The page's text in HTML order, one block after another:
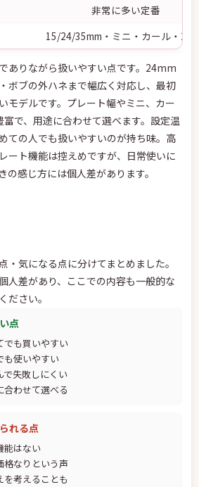
非常に多い定番
15/24/35mm・ミニ・カール・
ありながら扱いやすい点です。24mm
ボブの外ハネまで幅広く対応し、最初
モデルです。プレート幅やミニ、カー
富で、用途に合わせて選べます。設定温
ての人でも扱いやすいのが持ち味。高
ート機能は控えめですが、日常使いに
の感じ方には個人差があります。
・気になる点に分けてまとめました。
人差があり、ここでの内容も一般的な
ださい。
点
でも買いやすい
も使いやすい
で失敗しにくい
わせて選べる
れる点
能はない
格なりという声
考えることも